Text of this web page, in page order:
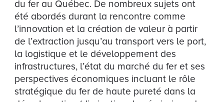
du fer au Québec. De nombreux sujets ont
été abordés durant la rencontre comme
l’innovation et la création de valeur à partir
de l’extraction jusqu’au transport vers le port,
la logistique et le développement des
infrastructures, l’état du marché du fer et ses
perspectives économiques incluant le rôle
stratégique du fer de haute pureté dans la